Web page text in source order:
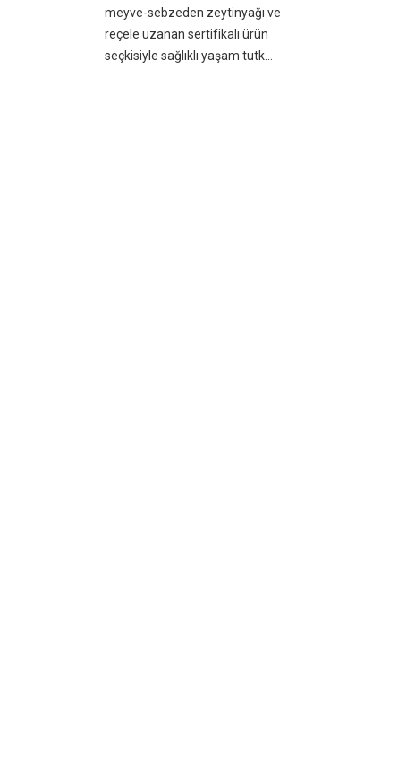
meyve-sebzeden zeytinyağı ve
reçele uzanan sertifikalı ürün
seçkisiyle sağlıklı yaşam tutk...